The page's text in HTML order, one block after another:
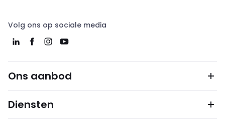
Volg ons op sociale media
Ons aanbod
Diensten